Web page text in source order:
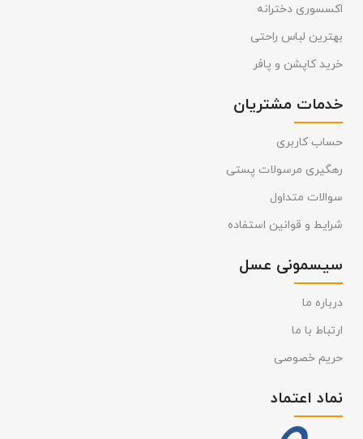
اکسسوری دخترانه
بهترین لباس راحتی
خرید کاپشن و پافر
خدمات مشتریان
حساب کاربری
رهگیری مرسولات پستی
سوالات متداول
شرایط و قوانین استفاده
سیسمونی عسل
درباره ما
ارتباط با ما
حریم خصوصی
نماد اعتماد